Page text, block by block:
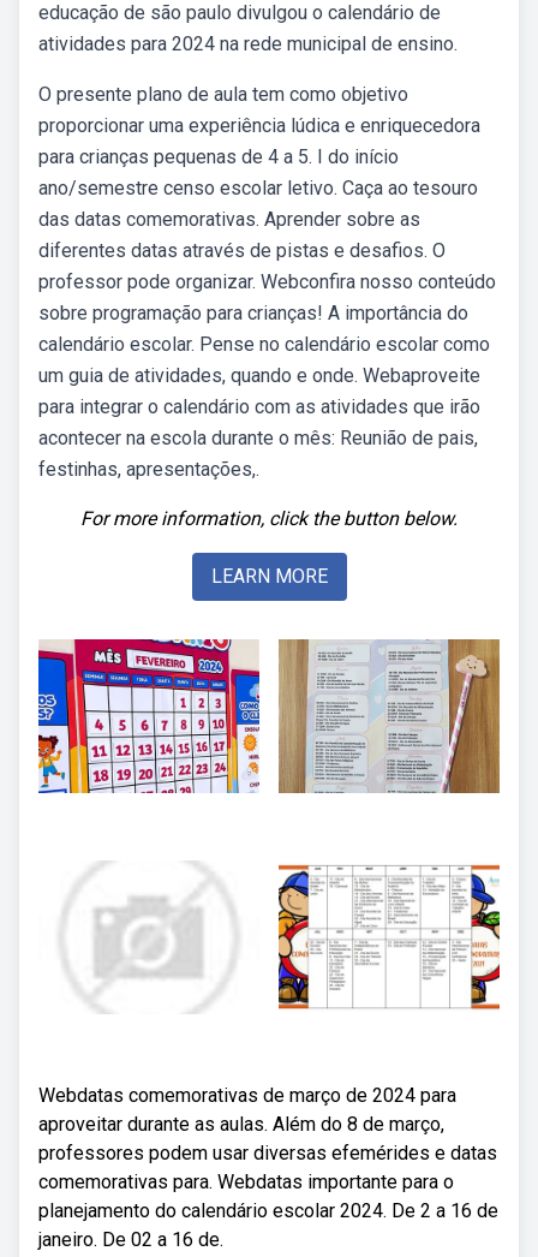
educação de são paulo divulgou o calendário de
atividades para 2024 na rede municipal de ensino.
O presente plano de aula tem como objetivo
proporcionar uma experiência lúdica e enriquecedora
para crianças pequenas de 4 a 5. I do início
ano/semestre censo escolar letivo. Caça ao tesouro
das datas comemorativas. Aprender sobre as
diferentes datas através de pistas e desafios. O
professor pode organizar. Webconfira nosso conteúdo
sobre programação para crianças! A importância do
calendário escolar. Pense no calendário escolar como
um guia de atividades, quando e onde. Webaproveite
para integrar o calendário com as atividades que irão
acontecer na escola durante o mês: Reunião de pais,
festinhas, apresentações,.
For more information, click the button below.
LEARN MORE
Webdatas comemorativas de março de 2024 para
aproveitar durante as aulas. Além do 8 de março,
professores podem usar diversas efemérides e datas
comemorativas para. Webdatas importante para o
planejamento do calendário escolar 2024. De 2 a 16 de
janeiro. De 02 a 16 de.